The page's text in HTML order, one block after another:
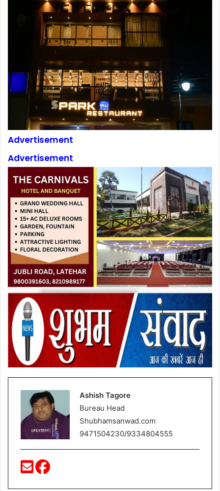
Advertisement
Advertisement
Ashish Tagore
Bureau Head
Shubhamsanwad.com
9471504230/9334804555